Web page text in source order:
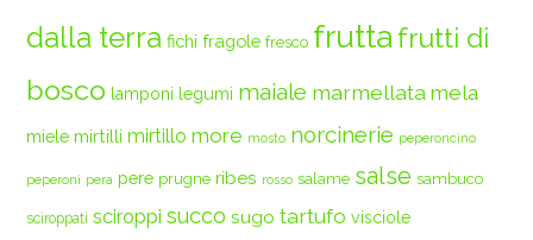
dalla terra fichi fragole fresco frutta frutti di
bosco lamponi legumi maiale marmellata mela
miele mirtilli mirtillo more mosto norcinerie peperoncino
peperoni pera pere prugne ribes rosso salame salse sambuco
sciroppati sciroppi succo sugo tartufo visciole